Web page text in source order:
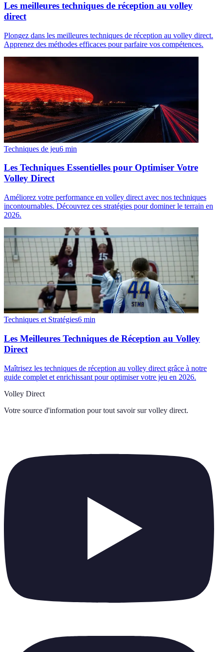
Les meilleures techniques de réception au volley
direct
Plongez dans les meilleures techniques de réception au volley direct.
Apprenez des méthodes efficaces pour parfaire vos compétences.
Techniques de jeu6 min
Les Techniques Essentielles pour Optimiser Votre
Volley Direct
Améliorez votre performance en volley direct avec nos techniques
incontournables. Découvrez ces stratégies pour dominer le terrain en
2026.
Techniques et Stratégies6 min
Les Meilleures Techniques de Réception au Volley
Direct
Maîtrisez les techniques de réception au volley direct grâce à notre
guide complet et enrichissant pour optimiser votre jeu en 2026.
Volley Direct
Votre source d'information pour tout savoir sur volley direct.